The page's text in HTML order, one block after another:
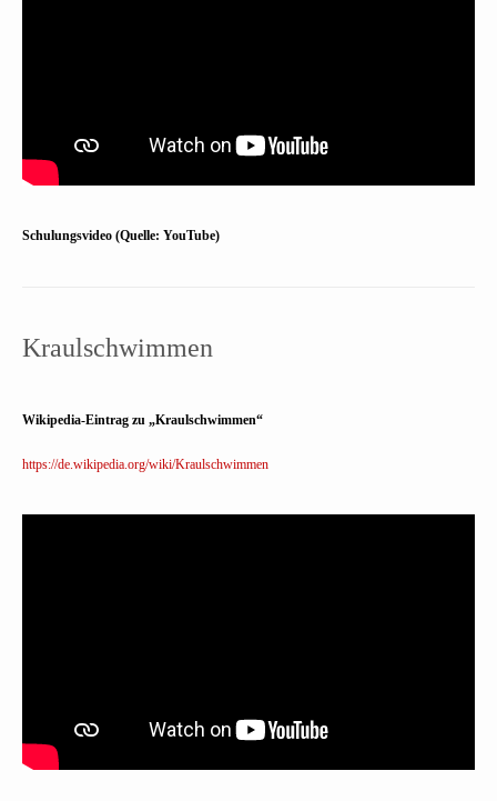
Schulungsvideo (Quelle: YouTube)
Kraulschwimmen
Wikipedia-Eintrag zu „Kraulschwimmen“
https://de.wikipedia.org/wiki/Kraulschwimmen